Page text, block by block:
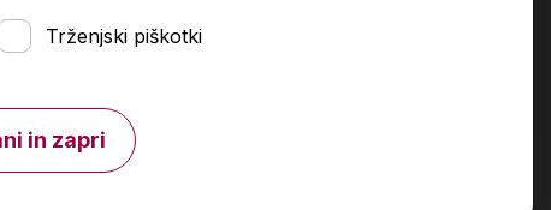
Trženjski piškotki
in zapri